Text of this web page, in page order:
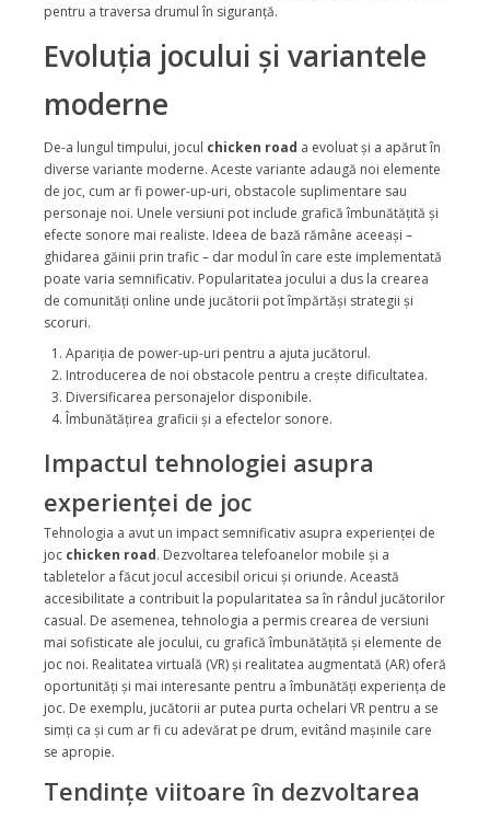
pentru a traversa drumul în siguranță.
Evoluția jocului și variantele
moderne
De-a lungul timpului, jocul chicken road a evoluat și a apărut în
diverse variante moderne. Aceste variante adaugă noi elemente
de joc, cum ar fi power-up-uri, obstacole suplimentare sau
personaje noi. Unele versiuni pot include grafică îmbunătățită și
efecte sonore mai realiste. Ideea de bază rămâne aceeași –
ghidarea găinii prin trafic – dar modul în care este implementată
poate varia semnificativ. Popularitatea jocului a dus la crearea
de comunități online unde jucătorii pot împărtăși strategii și
scoruri.
Apariția de power-up-uri pentru a ajuta jucătorul.
Introducerea de noi obstacole pentru a crește dificultatea.
Diversificarea personajelor disponibile.
Îmbunătățirea graficii și a efectelor sonore.
Impactul tehnologiei asupra
experienței de joc
Tehnologia a avut un impact semnificativ asupra experienței de
joc chicken road. Dezvoltarea telefoanelor mobile și a
tabletelor a făcut jocul accesibil oricui și oriunde. Această
accesibilitate a contribuit la popularitatea sa în rândul jucătorilor
casual. De asemenea, tehnologia a permis crearea de versiuni
mai sofisticate ale jocului, cu grafică îmbunătățită și elemente de
joc noi. Realitatea virtuală (VR) și realitatea augmentată (AR) oferă
oportunități și mai interesante pentru a îmbunătăți experiența de
joc. De exemplu, jucătorii ar putea purta ochelari VR pentru a se
simți ca și cum ar fi cu adevărat pe drum, evitând mașinile care
se apropie.
Tendințe viitoare în dezvoltarea